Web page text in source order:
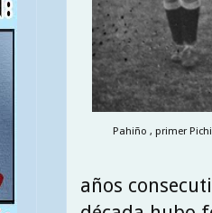
Pahiño , primer
años